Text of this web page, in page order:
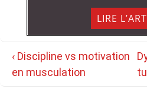
LIRE
Navigation
de
Previous
Post
‹ Discipline vs motivation
en musculation